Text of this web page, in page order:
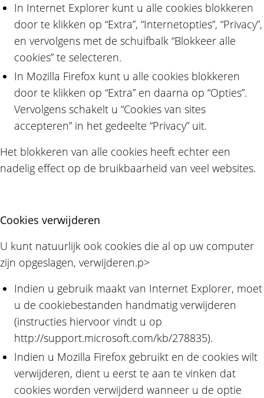
In Internet Explorer kunt u alle cookies blokkeren
door te klikken op “Extra”, “Internetopties”, “Privacy”,
en vervolgens met de schuifbalk “Blokkeer alle
cookies” te selecteren.
In Mozilla Firefox kunt u alle cookies blokkeren
door te klikken op “Extra” en daarna op “Opties”.
Vervolgens schakelt u “Cookies van sites
accepteren” in het gedeelte “Privacy” uit.
Het blokkeren van alle cookies heeft echter een
nadelig effect op de bruikbaarheid van veel websites.
Cookies verwijderen
U kunt natuurlijk ook cookies die al op uw computer
zijn opgeslagen, verwijderen.p>
Indien u gebruik maakt van Internet Explorer, moet
u de cookiebestanden handmatig verwijderen
(instructies hiervoor vindt u op
http://support.microsoft.com/kb/278835).
Indien u Mozilla Firefox gebruikt en de cookies wilt
verwijderen, dient u eerst te aan te vinken dat
cookies worden verwijderd wanneer u de optie